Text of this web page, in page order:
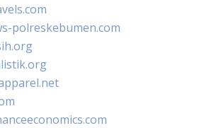
polreskebumen.com